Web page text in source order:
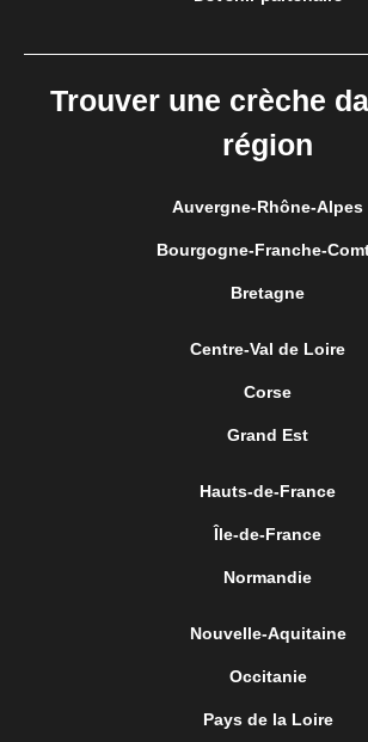
Trouver une crèche
région
Auvergne-Rhône-Alpes
Bourgogne-Franche-
Bretagne
Centre-Val de Loire
Corse
Grand Est
Hauts-de-France
Île-de-France
Normandie
Nouvelle-Aquitaine
Occitanie
Pays de la Loire